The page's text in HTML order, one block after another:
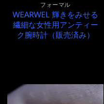
フォーマル
WEARWEL 輝きをみせる
繊細な女性用アンティー
ク腕時計（販売済み）